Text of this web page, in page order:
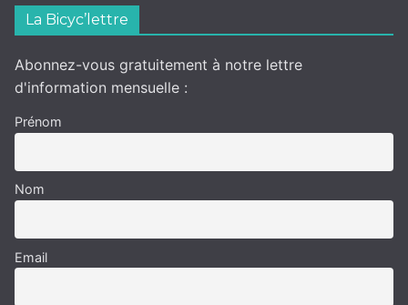
La Bicyc’lettre
Abonnez-vous gratuitement à notre lettre
d'information mensuelle :
Prénom
Nom
Email